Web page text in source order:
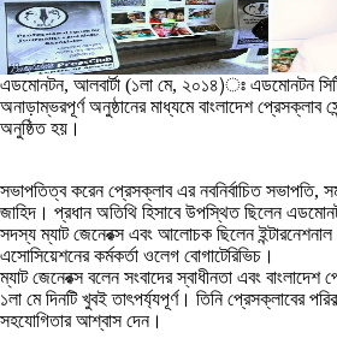
এডমোনটন, আলবার্টা (১লা মে, ২০১৪)ঃ এডমোনটন
অনাড়াম্ভরপূর্ণ অনুষ্ঠানের মাধ্যমে বাংলাদেশ প্রেসক্লাব
অনুষ্ঠিত হয়।
সভাপতিত্ব করেন প্রেসক্লাব এর নবনির্বাচিত সভাপতি,
জাহিদ। প্রধান অতিথি হিসাবে উপস্থিত ছিলেন
সদস্য ম্যাট জেনেরক্স এবং আলোচক ছিলেন
এসোসিয়েশনের কর্মকর্তা ওলেগ বোগাটেরিভিচ।
ম্যাট জেনেরক্স বলেন সংবাদের স্বাধীনতা এবং
১লা মে দিনটি খুবই তাৎপর্য্যপূর্ণ। তিনি প্রেসক্লাবের
সহযোগিতার আশ্বাস দেন।